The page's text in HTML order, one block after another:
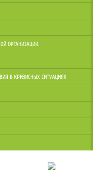
ОРГАНИЗАЦИИ.
В КРИЗИСНЫХ СИТУАЦИЯХ